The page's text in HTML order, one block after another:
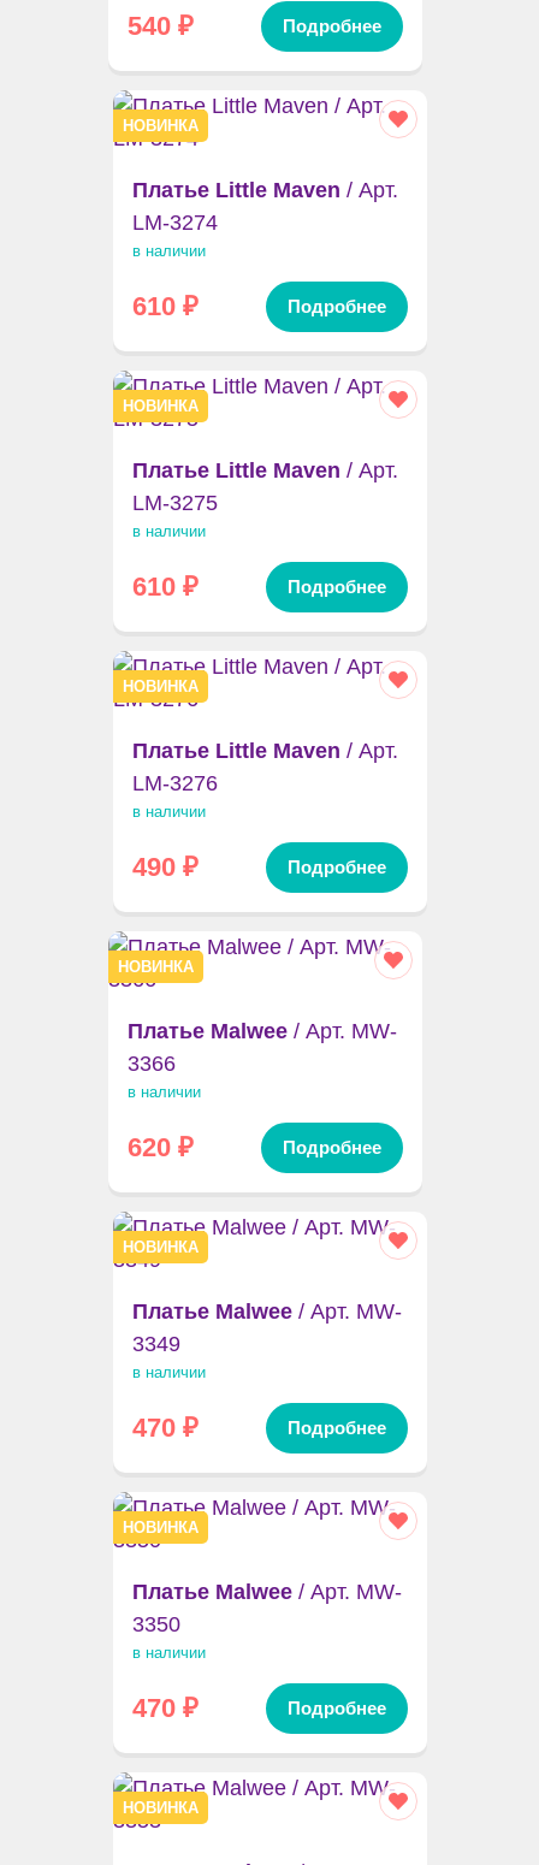
540₽ Подробнее
НОВИНКА
Платье Little Maven / Арт.
LM-3274
в наличии
610₽ Подробнее
НОВИНКА
Платье Little Maven / Арт.
LM-3275
в наличии
610₽ Подробнее
НОВИНКА
Платье Little Maven / Арт.
LM-3276
в наличии
490₽ Подробнее
НОВИНКА
Платье Malwee/ Арт. MW-
3366
в наличии
620₽ Подробнее
НОВИНКА
Платье Malwee/ Арт. MW-
3349
в наличии
470₽ Подробнее
НОВИНКА
Платье Malwee/ Арт. MW-
3350
в наличии
470₽ Подробнее
НОВИНКА